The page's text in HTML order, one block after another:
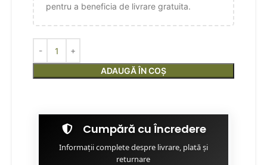
pentru a beneficia de livrare gratuita.
ADAUGĂ ÎN COȘ
Cumpără cu Încredere
Informații complete despre livrare, plată și
returnare